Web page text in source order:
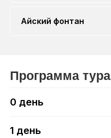
Айский фонтан
Программа тура
0 день
1 день